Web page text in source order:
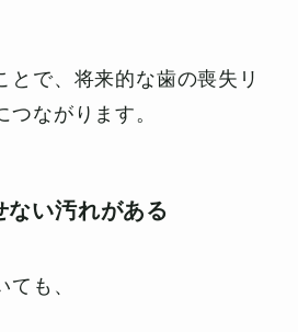
とで、将来的な歯の喪失リ
つながります。
ない汚れがある
も、